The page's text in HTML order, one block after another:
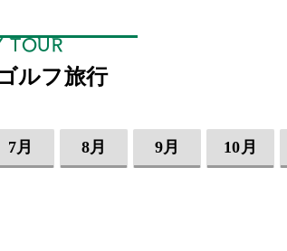
TOUR
ルフ旅行
7月 8月 9月 10月